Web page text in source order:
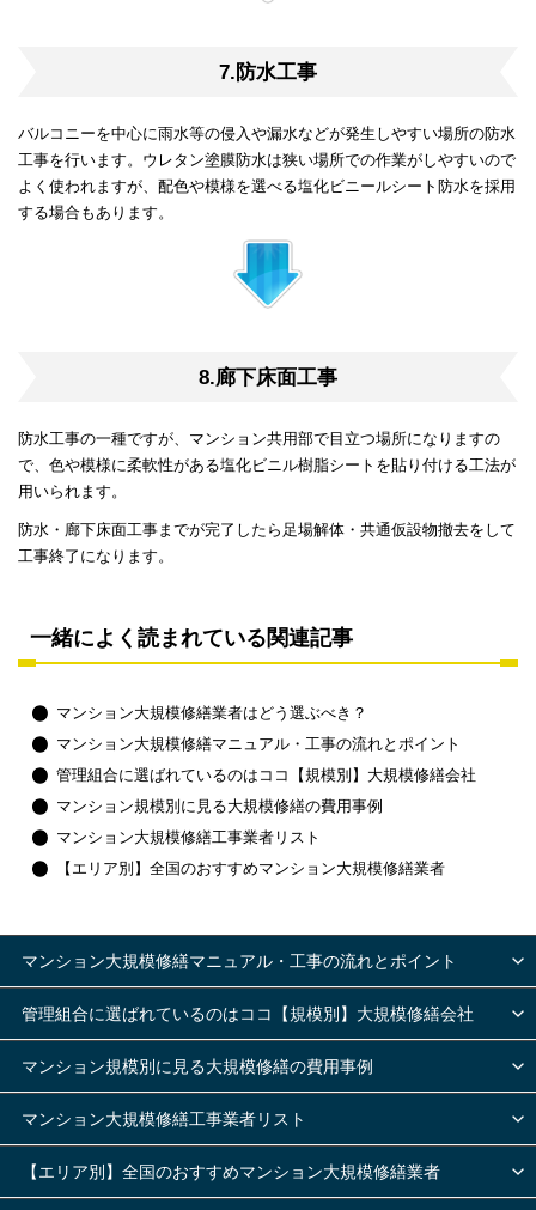
7.防水工事
バルコニーを中心に雨水等の侵入や漏水などが発生しやすい場所の防水
工事を行います。ウレタン塗膜防水は狭い場所での作業がしやすいので
よく使われますが、配色や模様を選べる塩化ビニールシート防水を採用
する場合もあります。
8.廊下床面工事
防水工事の一種ですが、マンション共用部で目立つ場所になりますの
で、色や模様に柔軟性がある塩化ビニル樹脂シートを貼り付ける工法が
用いられます。
防水・廊下床面工事までが完了したら足場解体・共通仮設物撤去をして
工事終了になります。
一緒によく読まれている関連記事
マンション大規模修繕業者はどう選ぶべき？
マンション大規模修繕マニュアル・工事の流れとポイント
管理組合に選ばれているのはココ【規模別】大規模修繕会社
マンション規模別に見る大規模修繕の費用事例
マンション大規模修繕工事業者リスト
【エリア別】全国のおすすめマンション大規模修繕業者
マンション大規模修繕マニュアル・工事の流れとポイント
管理組合に選ばれているのはココ【規模別】大規模修繕会社
マンション規模別に見る大規模修繕の費用事例
マンション大規模修繕工事業者リスト
【エリア別】全国のおすすめマンション大規模修繕業者